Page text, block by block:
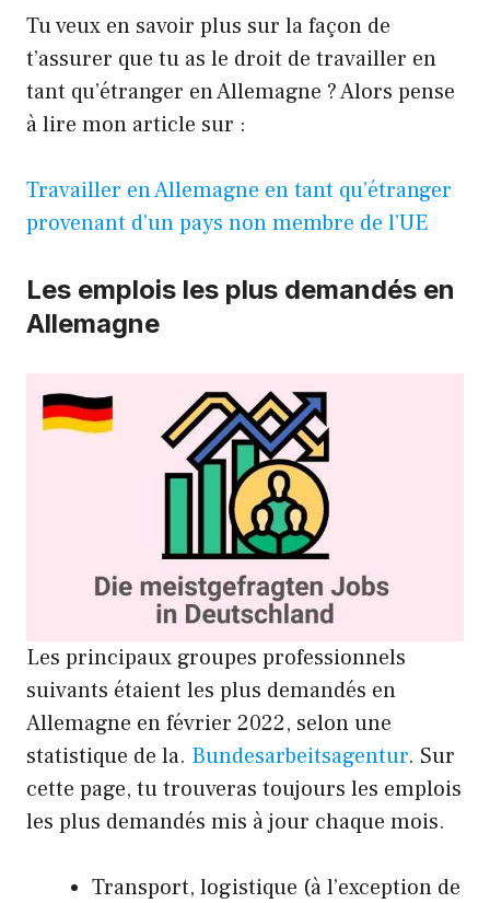
Tu veux en savoir plus sur la façon de
t’assurer que tu as le droit de travailler en
tant qu’étranger en Allemagne ? Alors pense
à lire mon article sur :
Travailler en Allemagne en tant qu’étranger
provenant d’un pays non membre de l’UE
Les emplois les plus demandés en
Allemagne
Les principaux groupes professionnels
suivants étaient les plus demandés en
Allemagne en février 2022, selon une
statistique de la. Bundesarbeitsagentur. Sur
cette page, tu trouveras toujours les emplois
les plus demandés mis à jour chaque mois.
Transport, logistique (à l’exception de